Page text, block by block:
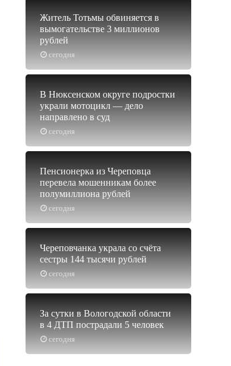
сегодня
Житель Тотьмы обвиняется в
вымогательстве 3 миллионов
рублей
сегодня
В Нюксенском округе подростки
украли мотоцикл — дело
направлено в суд
сегодня
Пенсионерка из Череповца
перевела мошенникам более
полумиллиона рублей
сегодня
Череповчанка украла со счёта
сестры 144 тысячи рублей
сегодня
За сутки в Вологодской области
в 4 ДТП пострадали 5 человек